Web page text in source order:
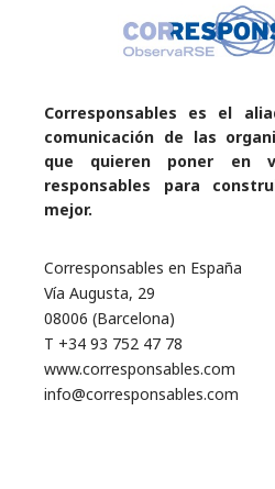
Corresponsables es el
comunicación de las
que quieren poner en
responsables para
mejor.
Corresponsables en España
Vía Augusta, 29
08006 (Barcelona)
T +34 93 752 47 78
www.corresponsables.com
info@corresponsables.com